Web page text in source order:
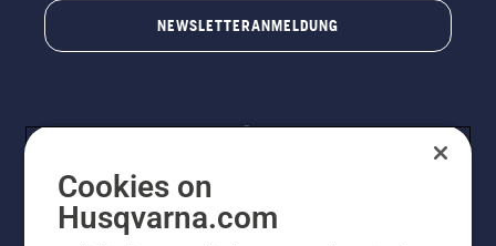
NEWSLETTERANMELDUNG
Cookies on
Husqvarna.com